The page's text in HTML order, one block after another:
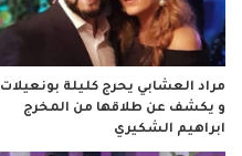
مراد العشابي يحرج كليلة بونعيلات
و يكشف عن طلاقها من المخرج
ابراهيم الشكيري